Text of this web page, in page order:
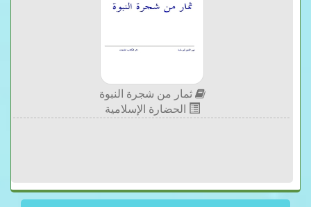
ثمار من شجرة النبوة
الحضارة الإسلامية